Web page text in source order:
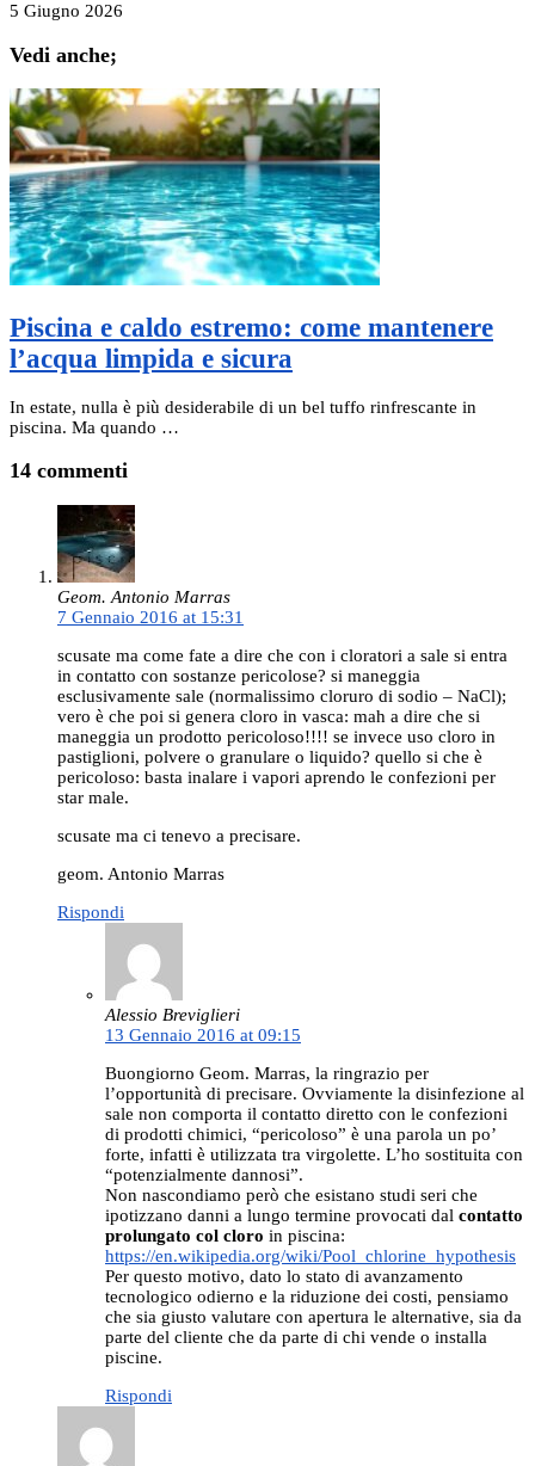
5 Giugno 2026
Vedi anche;
Piscina e caldo estremo: come mantenere
l’acqua limpida e sicura
In estate, nulla è più desiderabile di un bel tuffo rinfrescante in
piscina. Ma quando …
14 commenti
Geom. Antonio Marras
7 Gennaio 2016 at 15:31
scusate ma come fate a dire che con i cloratori a sale si entra
in contatto con sostanze pericolose? si maneggia
esclusivamente sale (normalissimo cloruro di sodio – NaCl);
vero è che poi si genera cloro in vasca: mah a dire che si
maneggia un prodotto pericoloso!!!! se invece uso cloro in
pastiglioni, polvere o granulare o liquido? quello si che è
pericoloso: basta inalare i vapori aprendo le confezioni per
star male.
scusate ma ci tenevo a precisare.
geom. Antonio Marras
Rispondi
Alessio Breviglieri
13 Gennaio 2016 at 09:15
Buongiorno Geom. Marras, la ringrazio per
l’opportunità di precisare. Ovviamente la disinfezione al
sale non comporta il contatto diretto con le confezioni
di prodotti chimici, “pericoloso” è una parola un po’
forte, infatti è utilizzata tra virgolette. L’ho sostituita con
“potenzialmente dannosi”.
Non nascondiamo però che esistano studi seri che
ipotizzano danni a lungo termine provocati dal contatto
prolungato col cloro in piscina:
https://en.wikipedia.org/wiki/Pool_chlorine_hypothesis
Per questo motivo, dato lo stato di avanzamento
tecnologico odierno e la riduzione dei costi, pensiamo
che sia giusto valutare con apertura le alternative, sia da
parte del cliente che da parte di chi vende o installa
piscine.
Rispondi